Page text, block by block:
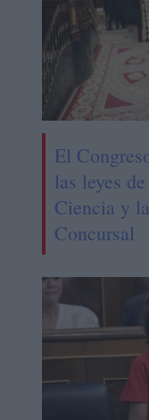
El
las leyes
Ciencia y
Concursal